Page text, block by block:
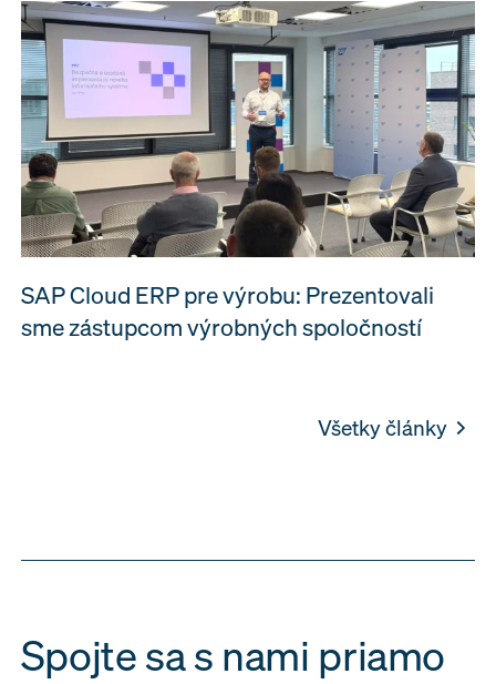
Všetky články
SAP Cloud ERP pre výrobu: Prezentovali
sme zástupcom výrobných spoločností
Spojte sa s nami priamo